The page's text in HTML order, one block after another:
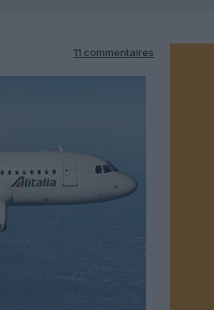
11 commentaires